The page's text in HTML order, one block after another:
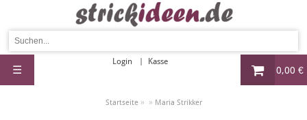
0,00 €
Login Kasse
☰
Startseite» » Maria Strikker